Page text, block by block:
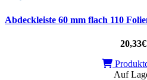
Abdeckleiste 60 mm flach 110
20,33€
Auf